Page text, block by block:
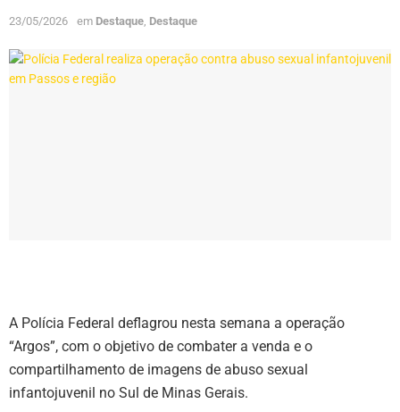
23/05/2026 em Destaque, Destaque
A Polícia Federal deflagrou nesta semana a operação
“Argos”, com o objetivo de combater a venda e o
compartilhamento de imagens de abuso sexual
infantojuvenil no Sul de Minas Gerais.